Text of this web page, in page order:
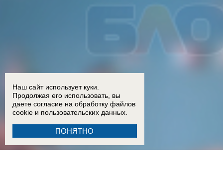
Наш сайт использует куки.
Продолжая его использовать, вы
даете согласие на обработку файлов
cookie и пользовательских данных.
ПОНЯТНО